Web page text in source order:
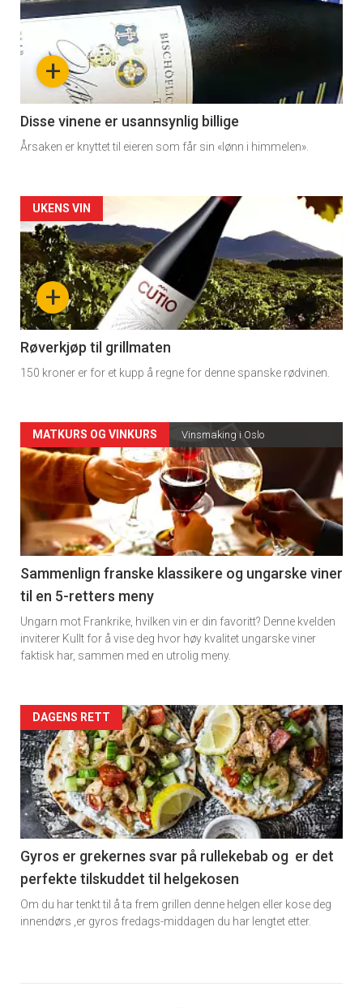
akkurat
nå
3
+
Disse vinene er usannsynlig billige
Årsaken er knyttet til eieren som får sin «lønn i himmelen».
Forsiden
akkurat
nå
-
4
+
UKENS VIN
Røverkjøp til grillmaten
150 kroner er for et kupp å regne for denne spanske rødvinen.
Forsiden
akkurat
nå
-
5
MATKURS OG VINKURS Vinsmaking i Oslo
Sammenlign franske klassikere og ungarske viner
til en 5-retters meny
Ungarn mot Frankrike, hvilken vin er din favoritt? Denne kvelden
inviterer Kullt for å vise deg hvor høy kvalitet ungarske viner
faktisk har, sammen med en utrolig meny.
Forsiden
akkurat
nå
-
6
DAGENS RETT
Gyros er grekernes svar på rullekebab og er det
perfekte tilskuddet til helgekosen
Om du har tenkt til å ta frem grillen denne helgen eller kose deg
innendørs ,er gyros fredags-middagen du har lengtet etter.